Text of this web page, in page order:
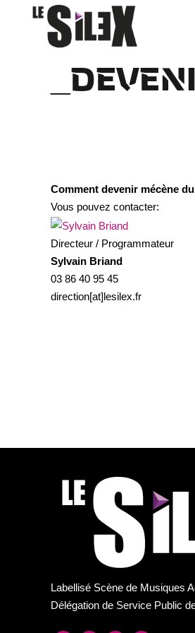
Comment devenir mécène
Vous pouvez contacter:
Directeur / Programmateur
Sylvain Briand
03 86 40 95 45
direction[at]lesilex.fr
Labellisé Scène de Musiques
Délégation de Service Public